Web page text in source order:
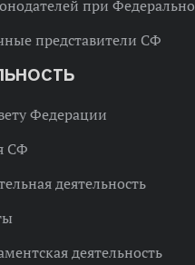
при
представители СФ
Федерации
СФ
деятельность
деятельность